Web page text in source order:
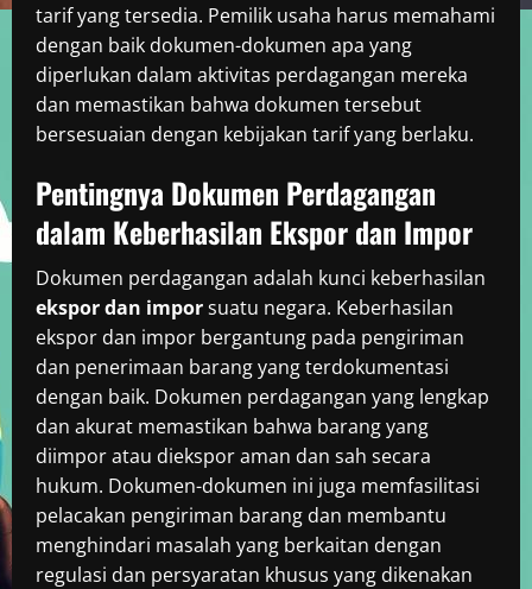
tarif yang tersedia. Pemilik usaha harus memahami
dengan baik dokumen-dokumen apa yang
diperlukan dalam aktivitas perdagangan mereka
dan memastikan bahwa dokumen tersebut
bersesuaian dengan kebijakan tarif yang berlaku.
Pentingnya Dokumen Perdagangan
dalam Keberhasilan Ekspor dan Impor
Dokumen perdagangan adalah kunci keberhasilan
ekspor dan imporsuatu negara. Keberhasilan
ekspor dan impor bergantung pada pengiriman
dan penerimaan barang yang terdokumentasi
dengan baik. Dokumen perdagangan yang lengkap
dan akurat memastikan bahwa barang yang
diimpor atau diekspor aman dan sah secara
hukum. Dokumen-dokumen ini juga memfasilitasi
pelacakan pengiriman barang dan membantu
menghindari masalah yang berkaitan dengan
regulasi dan persyaratan khusus yang dikenakan